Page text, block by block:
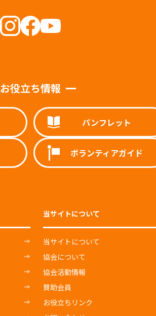
お役立ち情報
パンフレット
ボランティアガイド
当サイトについて
当サイトについて
協会について
協会活動情報
賛助会員
お役立ちリンク